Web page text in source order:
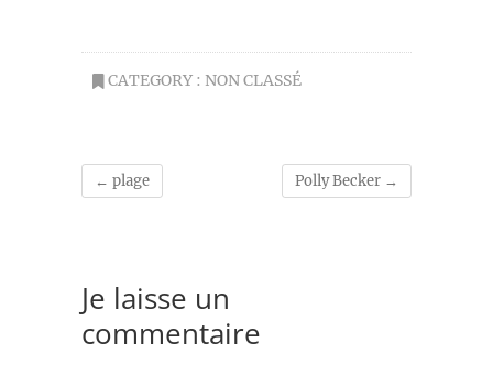
CATEGORY : NON CLASSÉ
← plage Polly Becker →
Je laisse un
commentaire